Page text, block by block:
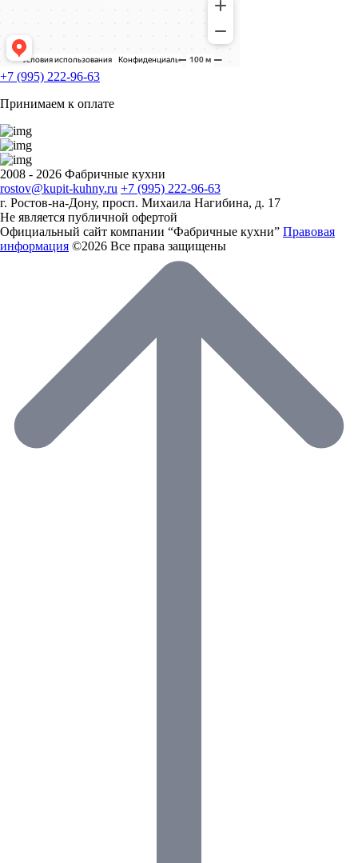
+7 (995) 222-96-63
Принимаем к оплате
2008 - 2026 Фабричные кухни
rostov@kupit-kuhny.ru +7 (995) 222-96-63
г. Ростов-на-Дону, ​просп. Михаила Нагибина, д. 17
Не является публичной офертой
Официальный сайт компании “Фабричные кухни” Правовая
информация ©2026 Все права защищены